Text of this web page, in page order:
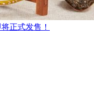
正式发售！